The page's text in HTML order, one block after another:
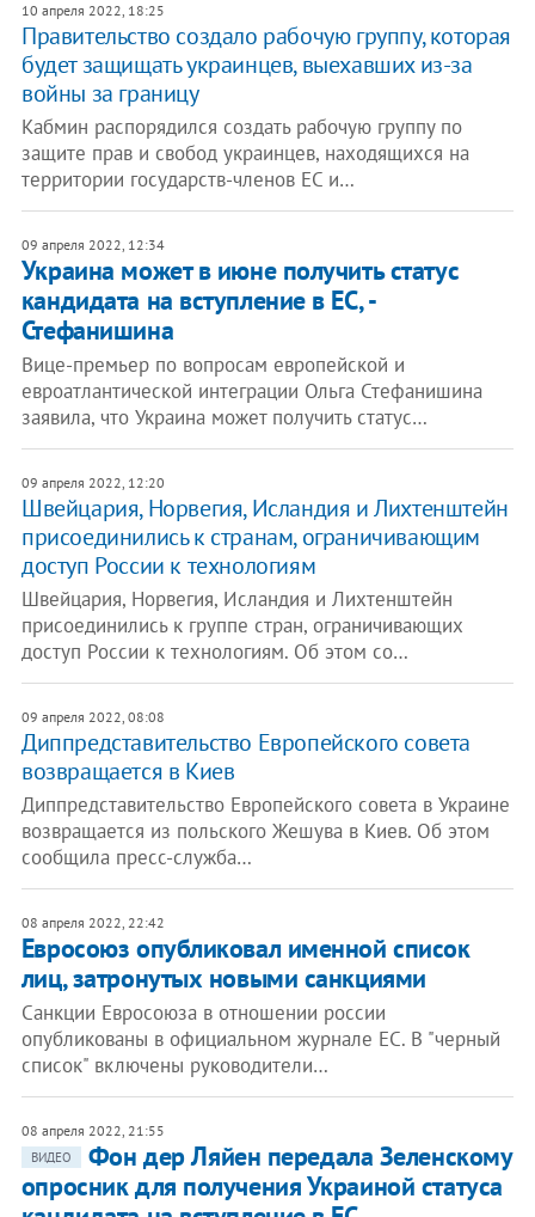
10 апреля 2022, 18:25
Правительство создало рабочую группу, которая
будет защищать украинцев, выехавших из-за
войны за границу
Кабмин распорядился создать рабочую группу по
защите прав и свобод украинцев, находящихся на
территории государств-членов ЕС и…
09 апреля 2022, 12:34
Украина может в июне получить статус
кандидата на вступление в ЕС, -
Стефанишина
Вице-премьер по вопросам европейской и
евроатлантической интеграции Ольга Стефанишина
заявила, что Украина может получить статус…
09 апреля 2022, 12:20
Швейцария, Норвегия, Исландия и Лихтенштейн
присоединились к странам, ограничивающим
доступ России к технологиям
Швейцария, Норвегия, Исландия и Лихтенштейн
присоединились к группе стран, ограничивающих
доступ России к технологиям. Об этом со…
09 апреля 2022, 08:08
Диппредставительство Европейского совета
возвращается в Киев
Диппредставительство Европейского совета в Украине
возвращается из польского Жешува в Киев. Об этом
сообщила пресс-служба…
08 апреля 2022, 22:42
Евросоюз опубликовал именной список
лиц, затронутых новыми санкциями
Санкции Евросоюза в отношении россии
опубликованы в официальном журнале ЕС. В "черный
список" включены руководители…
08 апреля 2022, 21:55
ВИДЕО
Фон дер Ляйен передала Зеленскому
опросник для получения Украиной статуса